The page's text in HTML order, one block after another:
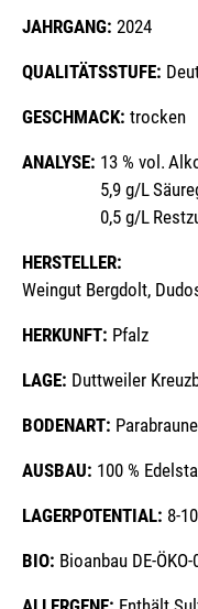
JAHRGANG: 2024
QUALITÄTSSTUFE:
GESCHMACK: trocken
ANALYSE: 13 % vol.
5,9 g/L
0,5 g/L
HERSTELLER:
Weingut Bergdolt,
HERKUNFT: Pfalz
LAGE: Duttweiler
BODENART:
AUSBAU: 100 %
LAGERPOTENTIAL: 8-
BIO: Bioanbau DE-ÖKO-